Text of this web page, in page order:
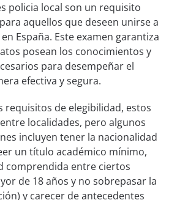
policia local son un requisito
aquellos que deseen unirse a
España. Este examen garantiza
posean los conocimientos y
para desempeñar el
efectiva y segura.
requisitos de elegibilidad, estos
localidades, pero algunos
incluyen tener la nacionalidad
un título académico mínimo,
comprendida entre ciertos
de 18 años y no sobrepasar la
y carecer de antecedentes